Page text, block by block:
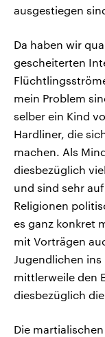
ausgestiegen
Da haben wir
gescheiterten
mein Problem
selber ein Kind
Hardliner, die
machen. Als
diesbezüglich
und sind sehr
Religionen
es ganz konkret
mit Vorträgen
Jugendlichen ins
mittlerweile den
diesbezüglich
Die